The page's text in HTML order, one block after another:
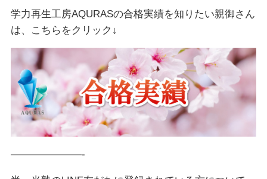
学力再生工房AQURASの合格実績を知りたい親御さん
は、こちらをクリック↓
———————-